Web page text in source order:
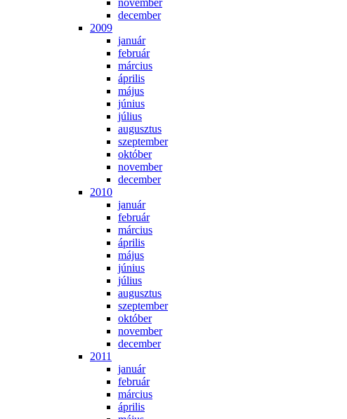
no­vem­ber
de­cem­ber
2009
ja­nu­ár
feb­ru­ár
már­ci­us
áp­ri­lis
má­jus
jú­ni­us
jú­li­us
au­gusz­tus
szep­tem­ber
ok­tó­ber
no­vem­ber
de­cem­ber
2010
ja­nu­ár
feb­ru­ár
már­ci­us
áp­ri­lis
má­jus
jú­ni­us
jú­li­us
au­gusz­tus
szep­tem­ber
ok­tó­ber
no­vem­ber
de­cem­ber
2011
ja­nu­ár
feb­ru­ár
már­ci­us
áp­ri­lis